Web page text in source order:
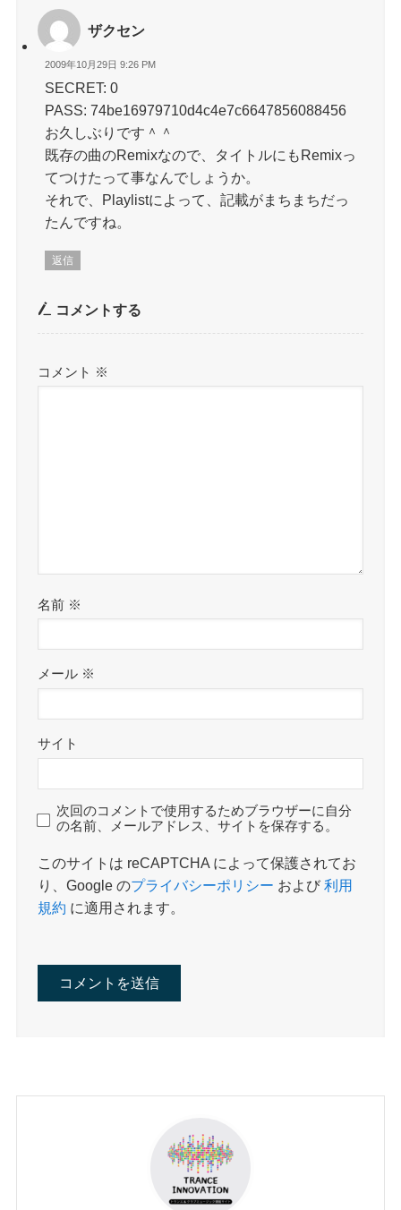
ザクセン
2009年10月29日 9:26 PM
SECRET: 0
PASS: 74be16979710d4c4e7c6647856088456
お久しぶりです＾＾
既存の曲のRemixなので、タイトルにもRemixっ
てつけたって事なんでしょうか。
それで、Playlistによって、記載がまちまちだっ
たんですね。
返信
コメントする
コメント ※
名前 ※
メール ※
サイト
次回のコメントで使用するためブラウザーに自分
の名前、メールアドレス、サイトを保存する。
このサイトは reCAPTCHA によって保護されてお
り、Google のプライバシーポリシー および利用
規約 に適用されます。